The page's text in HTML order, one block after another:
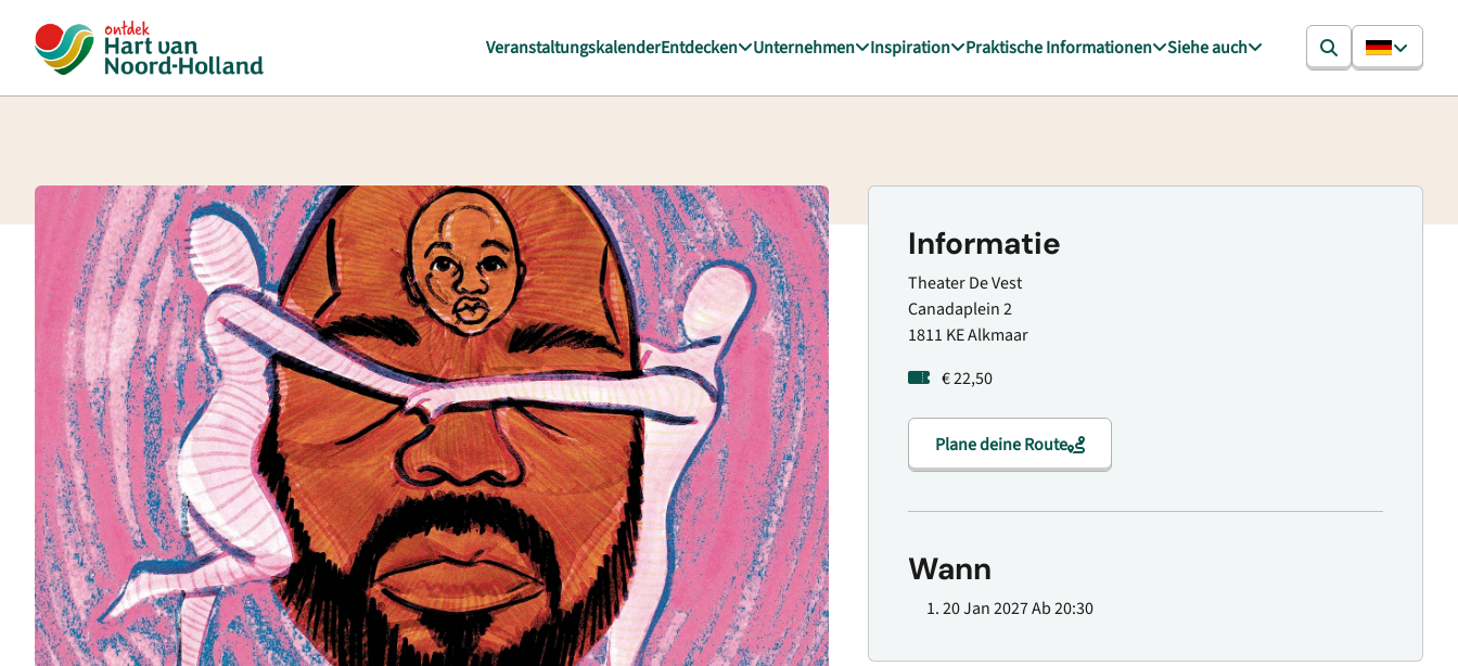
VeranstaltungskalenderEntdecken Unternehmen Inspiration Praktische Informationen Siehe auch
Informatie
Theater De Vest
Canadaplein 2
1811 KE Alkmaar
€ 22,50
Plane deine Route
Wann
20 Jan 2027Ab 20:30